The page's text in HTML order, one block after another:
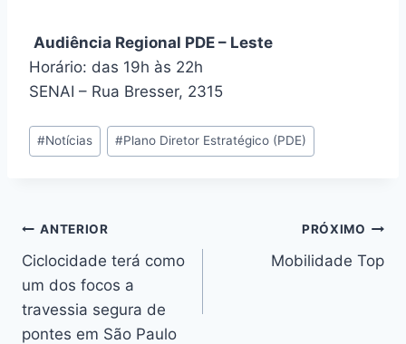
Audiência Regional PDE – Leste
Horário: das 19h às 22h
SENAI – Rua Bresser, 2315
Tags
do
#Notícias #Plano Diretor Estratégico (PDE)
Navegação
de
Post
ANTERIOR
Ciclocidade terá como
um dos focos a
travessia segura de
pontes em São Paulo
PRÓXIMO
Mobilidade Top